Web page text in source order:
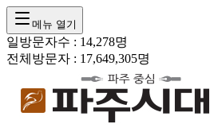
메뉴 열기
일방문자수 : 14,278명
전체방문자 : 17,649,305명